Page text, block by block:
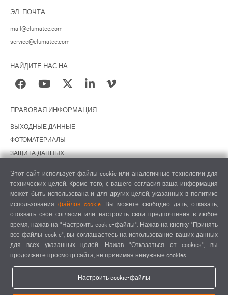
ЭЛ. ПОЧТА
mail@elumatec.com
service@elumatec.com
НАЙДИТЕ НАС НА
ПРАВОВАЯ ИНФОРМАЦИЯ
ВЫХОДНЫЕ ДАННЫЕ
ФОТОМАТЕРИАЛЫ
ЗАЩИТА ДАННЫХ
ОБЩИЕ УСЛОВИЯ СДЕЛОК
ОБЩИЕ УСЛОВИЯ ПРОДАЖИ
НАСТРОЙКИ COOKIES
КОДЕКС ПОВЕДЕНИЯ ПОСТАВЩИКОВ
Этот сайт использует файлы cookie или аналогичные технологии для
технических целей. Кроме того, с вашего согласия ваша информация
может быть использована и для других целей, указанных в политике
использования файлов cookie. Вы можете свободно дать, отказать,
отозвать свое согласие или настроить свои предпочтения в любое
время, нажав на "Настроить cookie-файлы". Нажав на кнопку "Принять
все файлы cookie", вы соглашаетесь на использование ваших данных
для всех указанных целей. Нажав "Отказаться от cookies", вы
продолжите просмотр сайта, не принимая ненужные cookies.
Настроить cookie-файлы